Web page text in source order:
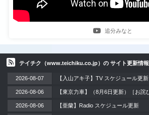
追分みなと
テイチク（www.teichiku.co.jp）の サイト更新情報
2026-08-07 【入山アキ子】TV スケジュール更新
2026-08-06
2026-08-06 【亜蘭】Radio スケジュール更新